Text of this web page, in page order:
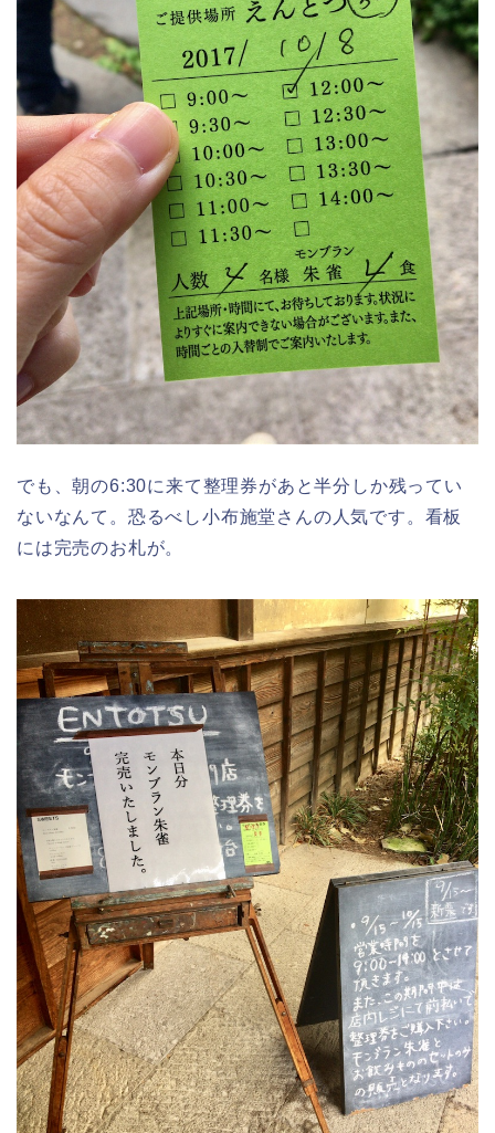
でも、朝の6:30に来て整理券があと半分しか残ってい
ないなんて。恐るべし小布施堂さんの人気です。看板
には完売のお札が。